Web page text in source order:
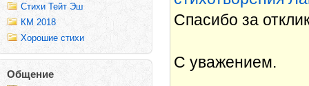
Стихи Тейт Эш
КМ 2018
Хорошие стихи
Общение
Спасибо за
С уважением.